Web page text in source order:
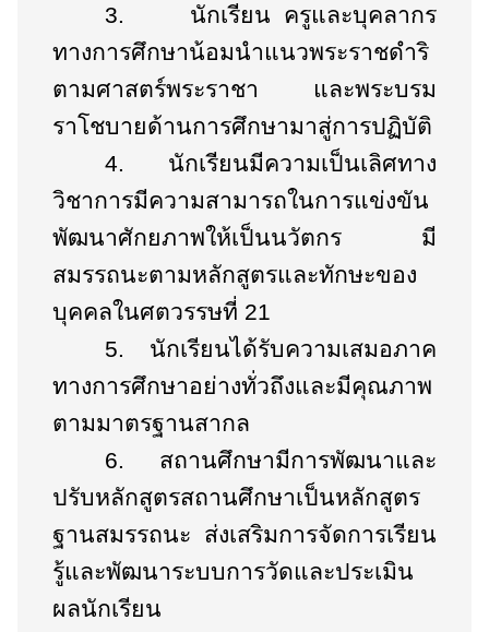
3.
นักเรียน ครูและบุคลากร
ทางการศึกษาน้อมนำแนวพระราชดำริ
ตามศาสตร์พระราชา และพระบรม
ราโชบายด้านการศึกษามาสู่การปฏิบัติ
4.
นักเรียนมีความเป็นเลิศทาง
วิชาการมีความสามารถในการแข่งขัน
พัฒนาศักยภาพให้เป็นนวัตกร มี
สมรรถนะตามหลักสูตรและทักษะของ
บุคคลในศตวรรษที่ 21
5.
นักเรียนได้รับความเสมอภาค
ทางการศึกษาอย่างทั่วถึงและมีคุณภาพ
ตามมาตรฐานสากล
6.
สถานศึกษามีการพัฒนาและ
ปรับหลักสูตรสถานศึกษาเป็นหลักสูตร
ฐานสมรรถนะ ส่งเสริมการจัดการเรียน
รู้และพัฒนาระบบการวัดและประเมิน
ผลนักเรียน